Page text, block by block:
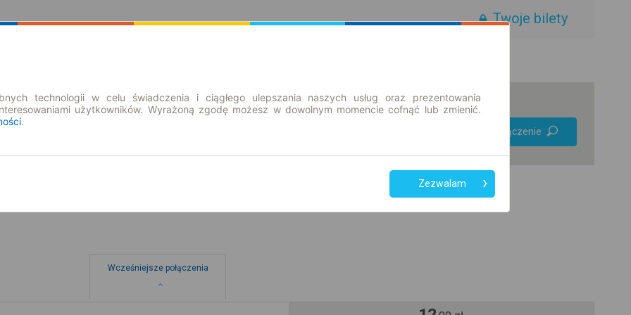
Twoje bilety
Znajdź połączenie
Wcześniejsze połączenia
technologii w celu świadczenia i ciągłego ulepszania naszych usług oraz prezentowania
użytkowników. Wyrażoną zgodę możesz w dowolnym momencie cofnąć lub zmienić.
.
Zezwalam